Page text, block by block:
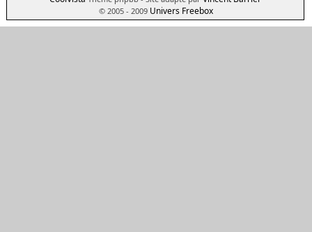
© 2005 - 2009 Univers Freebox